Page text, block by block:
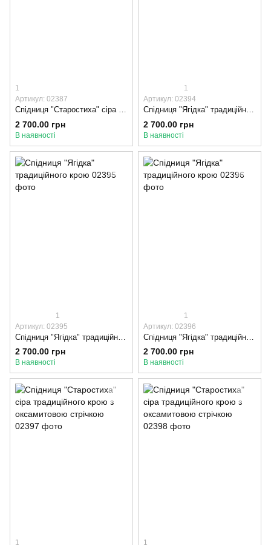
1
Артикул: 02387
2 700.00 грн
В наявності
1
Артикул: 02394
2 700.00 грн
В наявності
1
Артикул: 02395
2 700.00 грн
В наявності
1
Артикул: 02396
2 700.00 грн
В наявності
1
1